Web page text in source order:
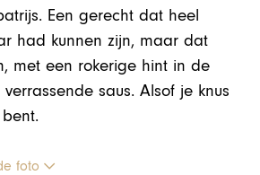
Een gerecht dat heel
had kunnen zijn, maar dat
met een rokerige hint in de
saus. Alsof je knus
foto